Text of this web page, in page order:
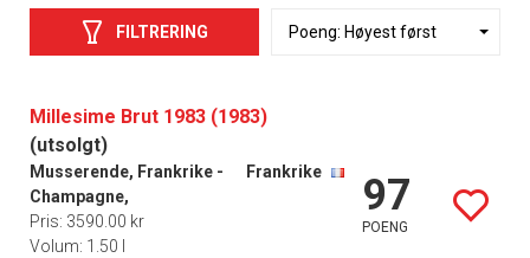
FILTRERING
Millesime Brut 1983 (1983)
(utsolgt)
Musserende, Frankrike -
Champagne,
Frankrike
Pris: 3590.00 kr
Volum: 1.50 l
97
POENG